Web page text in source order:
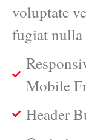
voluptate
fugiat nulla
Mobile
Header